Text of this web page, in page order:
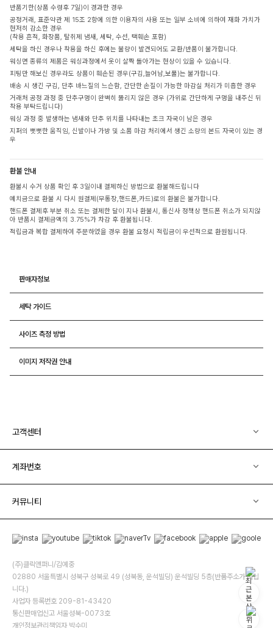
반품기한(상품 수령후 7일)이 경과한 경우
공정거래, 표준약관 제 15조 2항에 의한 이용자의 사용 또는 일부 소비에 의하여 재화 가치가
현저히 감소한 경우
(착용 흔적, 화장품, 탈취제 냄새, 세탁, 수선, 택훼손 포함)
세탁을 하신 경우나 착용을 하신 후에는 불량이 발견되어도 교환/반품이 불가합니다.
워싱면 종류의 제품은 워싱과정에서 옷이 살짝 돌아가는 현상이 있을 수 있습니다.
피팅만 해보신 경우라도 상품이 훼손된 경우(구김,늘어남,보풀)는 불가합니다.
배송 시 생긴 구김, 단추 바느질의 느슨함, 간단한 손질이 가능한 마감실 처리가 미흡한 경우
거래처 공정 과정 중 단추구멍이 완벽히 뚫리지 않은 경우 (가위로 간단하게 구멍을 내주신 뒤
착용 부탁드립니다)
워싱 과정 중 발생하는 냄새와 단추 위치를 나타내는 초크 자국이 남은 경우
지퍼의 뻣뻣한 움직임, 신발이나 가방 및 소품 마감 처리에서 생긴 소량의 본드 자국이 있는 경
우
환불 안내
환불시 수거 상품 확인 후 3일이내 결제하신 방법으로 환불해드립니다
예치금으로 환불 시 다시 원결제(무통장,핸드폰,카드)로의 환불은 불가합니다.
핸드폰 결제후 부분 취소 또는 결제한 달이 지나 환불시, 통신사 정책상 핸드폰 취소가 되지않
아 반품시 결제금액의 3.75%가 차감 후 환불됩니다.
적립금과 복합 결제하여 주문하였을 경우 환불 요청시 적립금이 우선적으로 환원됩니다.
판매자정보
세탁 가이드
사이즈 측정 방법
이미지 저작권 안내
고객센터
계좌번호
커뮤니티
(주)클릭앤퍼니/김예중
02880 서울특별시 성북구 성북로 49 (성북동, 운석빌딩) 운석빌딩 5층(반품주소가 아닙
니다.)
사업자 등록번호 209-81-43420
통신판매업신고 서울성북-0073호
개인정보관리책임자 박수미